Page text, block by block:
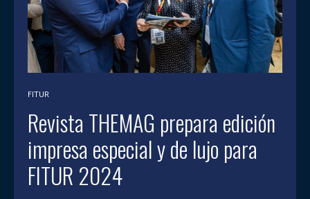
FITUR
Revista THEMAG prepara edición
impresa especial y de lujo para
FITUR 2024